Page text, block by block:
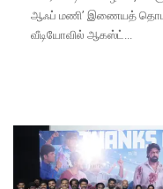
ஆஃப் மணி’ இணையத்
வீடியோவில் ஆகஸ்ட்...